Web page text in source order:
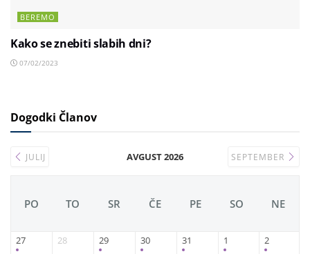
BEREMO
Kako se znebiti slabih dni?
07/02/2023
Dogodki Članov
JULIJ AVGUST 2026 SEPTEMBER
PO TO SR ČE PE SO NE
27 28 29 30 31 1 2